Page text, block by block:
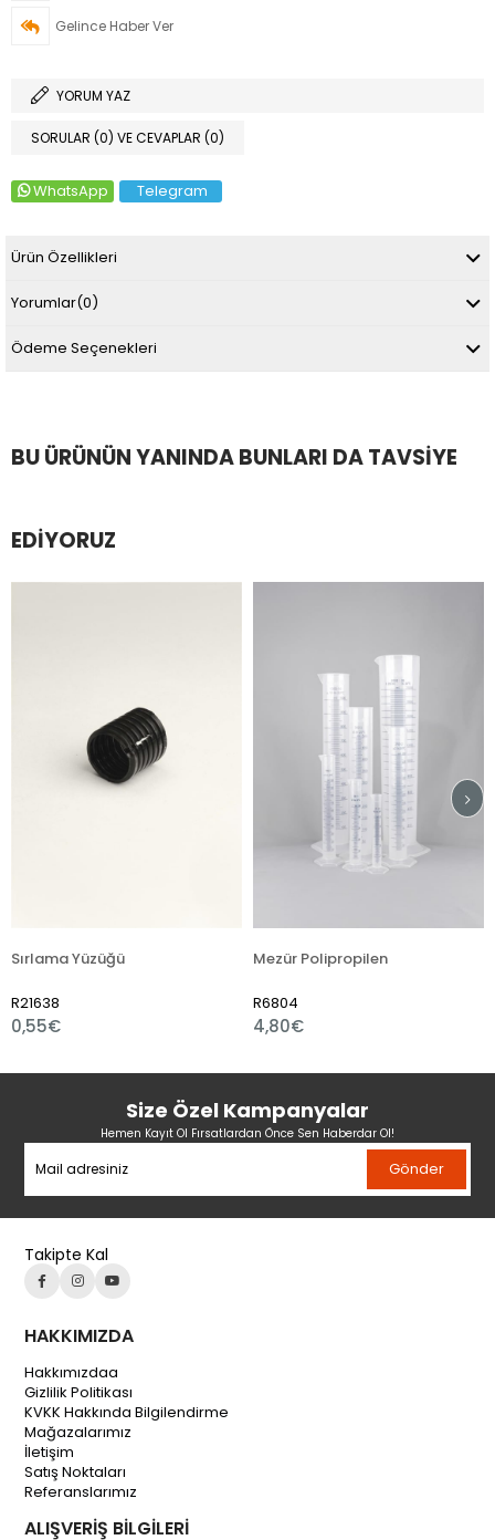
Gelince Haber Ver
YORUM YAZ
SORULAR (0) VE CEVAPLAR (0)
WhatsApp Telegram
Ürün Özellikleri
Yorumlar(0)
Ödeme Seçenekleri
BU ÜRÜNÜN YANINDA BUNLARI DA TAVSIYE
EDIYORUZ
Yüzüğü Mezür Polipropilen
R6804
4,80€
Size Özel Kampanyalar
Hemen Kayıt Ol Fırsatlardan Önce Sen Haberdar Ol!
Gönder
Takipte Kal
HAKKIMIZDA
Hakkımızdaa
Gizlilik Politikası
KVKK Hakkında Bilgilendirme
Mağazalarımız
İletişim
Satış Noktaları
Referanslarımız
ALIŞVERİŞ BİLGİLERİ